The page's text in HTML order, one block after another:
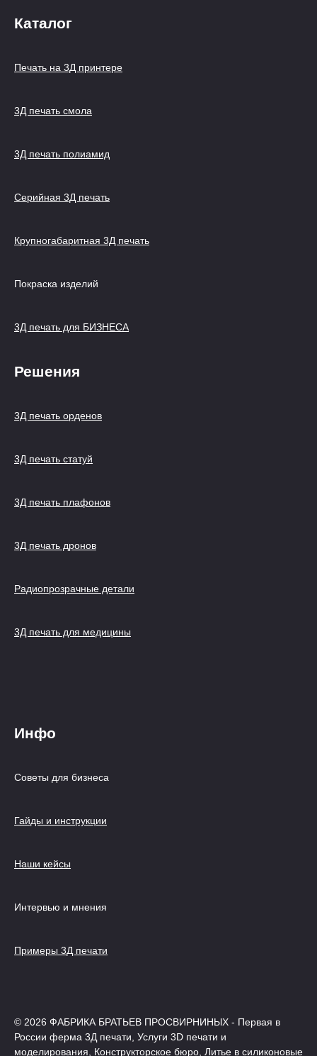
Каталог
Печать на 3Д принтере
3Д печать смола
3Д печать полиамид
Серийная 3Д печать
Крупногабаритная 3Д печать
Покраска изделий
3Д печать для БИЗНЕСА
Решения
3Д печать орденов
3Д печать статуй
3Д печать плафонов
3Д печать дронов
Радиопрозрачные детали
3Д печать для медицины
Инфо
Советы для бизнеса
Гайды и инструкции
Наши кейсы
Интервью и мнения
Примеры 3Д печати
© 2026 ФАБРИКА БРАТЬЕВ ПРОСВИРНИНЫХ - Первая в
России ферма 3Д печати, Услуги 3D печати и
моделирования, Конструкторское бюро, Литье в силиконовые